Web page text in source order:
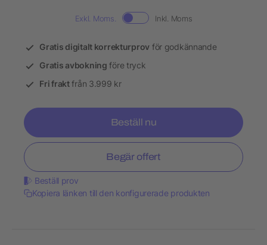
Exkl. Moms. Inkl. Moms
Gratis digitalt korrekturprov för godkännande
Gratis avbokning före tryck
Fri fraktfrån 3.999 kr
Beställ nu
Begär offert
Beställ prov
Kopiera länken till den konfigurerade produkten